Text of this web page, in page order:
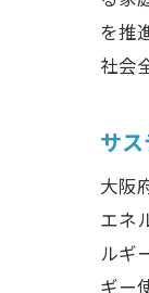
を推
社会
サ
大阪
エネ
ルギ
ギー